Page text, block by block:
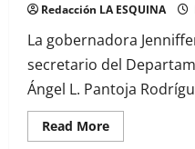
Redacción LA ESQUINA
La gobernadora
secretario del
Ángel L. Pantoja
Read MoreRead
more